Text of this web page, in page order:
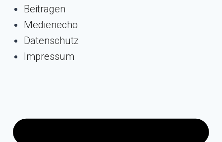
Beitragen
Medienecho
Datenschutz
Impressum